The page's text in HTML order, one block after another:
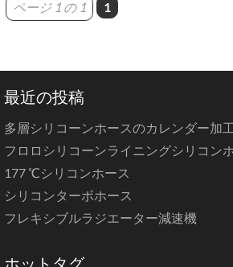
ページ 1 の 1 1
最近の投稿
多層シリコーンホースのカレンダー加
フロロシリコーンライニングシリコン
177 ℃シリコンホース
シリコンターボホース
フレキシブルラジエーター減速機
ホットタグ